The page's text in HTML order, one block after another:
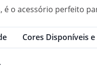
o acessório perfeito
Cores Disponíveis